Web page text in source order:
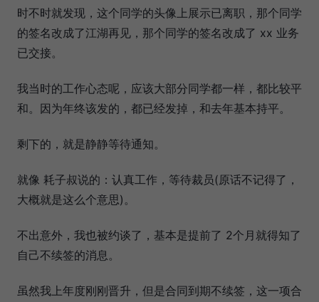
时不时就发现，这个同学的头像上展示已离职，那个同学
的签名改成了江湖再见，那个同学的签名改成了 xx 业务
已交接。
我当时的工作心态呢，应该大部分同学都一样，都比较平
和。因为年终该发的，都已经发掉，和去年基本持平。
剩下的，就是静静等待通知。
就像 耗子叔说的：认真工作，等待裁员(原话不记得了，
大概就是这么个意思)。
不出意外，我也被约谈了，基本是提前了 2个月就得知了
自己不续签的消息。
虽然我上年度刚刚晋升，但是合同到期不续签，这一项合